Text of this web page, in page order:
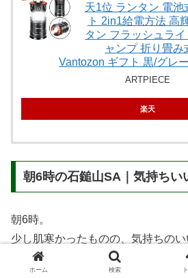
天1位 ランタン 電池
ト 2in1給電方法 高
タン フラッシュラ
ャンプ 折り畳み
Vantozon ギフト 黒/グレ
ARTPIECE
楽天
朝6時の石鎚山SA｜気持ちい
朝6時。
少し肌寒かったものの、気持ちのい
いつも自宅で目を覚ますのとは違
ホーム 検索